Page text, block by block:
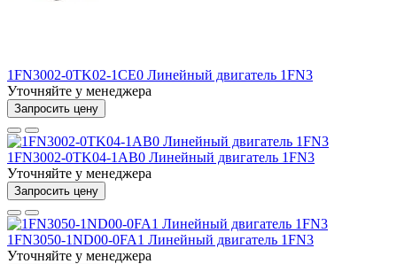
1FN3002-0TK02-1CE0 Линейный двигатель 1FN3
Уточняйте у менеджера
Запросить цену
1FN3002-0TK04-1AB0 Линейный двигатель 1FN3
Уточняйте у менеджера
Запросить цену
1FN3050-1ND00-0FA1 Линейный двигатель 1FN3
Уточняйте у менеджера